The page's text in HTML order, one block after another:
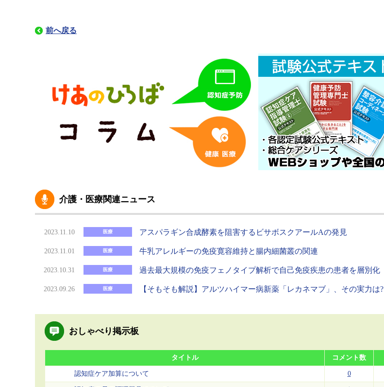
前へ戻る
介護・医療関連ニュース
2023.11.10 医療 アスパラギン合成酵素を阻害するビサボスクアールAの発見
2023.11.01 医療 牛乳アレルギーの免疫寛容維持と腸内細菌叢の関連
2023.10.31 医療 過去最大規模の免疫フェノタイプ解析で自己免疫疾患の患者を層別化
2023.09.26 医療 【そもそも解説】アルツハイマー病新薬「レカネマブ」、その実力は?
おしゃべり掲示板
タイトル コメント数
認知症ケア加算について 0